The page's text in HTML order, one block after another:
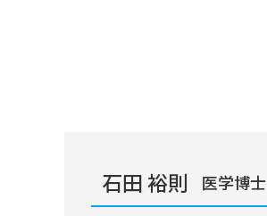
石田 裕則 医学博士